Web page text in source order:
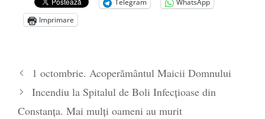
Zelensky
- 13 mai 2026
Statul care servește Națiunea
poetului Octavian Goga, înlăturat din Iași
- 16 aprilie 2026
Telegram
WhatsApp
Imprimare
1 octombrie. Acoperământul Maicii Domnului
Incendiu la Spitalul de Boli Infecțioase din
Constanţa. Mai mulți oameni au murit